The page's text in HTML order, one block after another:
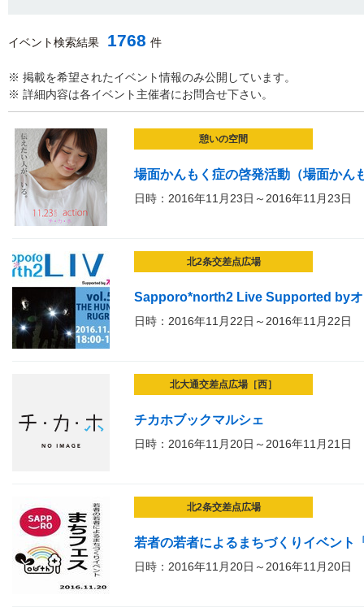
イベント検索結果 1768 件
※ 掲載を希望されたイベント情報のみ公開しています。
※ 詳細内容は各イベント主催者にお問合せ下さい。
憩いの空間
場面かんもく症の啓発活動（場面かん
日時：2016年11月23日～2016年11月23日
北2条交差点広場
Sapporo*north2 Live Supported byオ
日時：2016年11月22日～2016年11月22日
北大通交差点広場［西］
チカホブックマルシェ
日時：2016年11月20日～2016年11月21日
北2条交差点広場
若者の若者によるまちづくりイベント
日時：2016年11月20日～2016年11月20日